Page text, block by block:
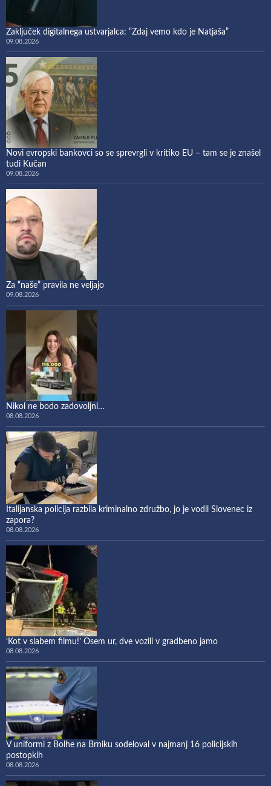
Zaključek digitalnega ustvarjalca: “Zdaj vemo kdo je Natjaša”
09.08.2026
Novi evropski bankovci so se sprevrgli v kritiko EU – tam se je znašel
tudi Kučan
09.08.2026
Za “naše” pravila ne veljajo
09.08.2026
Nikol ne bodo zadovoljni…
08.08.2026
Italijanska policija razbila kriminalno združbo, jo je vodil Slovenec iz
zapora?
08.08.2026
‘Kot v slabem filmu!’ Osem ur, dve vozili v gradbeno jamo
08.08.2026
V uniformi z Bolhe na Brniku sodeloval v najmanj 16 policijskih
postopkih
08.08.2026